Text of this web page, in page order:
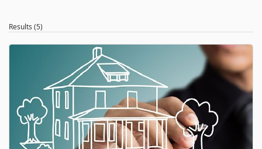
Results (5)